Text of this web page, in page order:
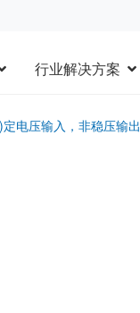
行业解决方案
电压输入，非稳压输出